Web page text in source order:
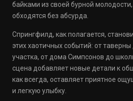
байками из своей бурной
обходятся без абсурда.
Спрингфилд, как полагается,
этих хаотичных событий: от
участка, от дома Симпсонов до
сцена добавляет новые детали к
как всегда, оставляет приятное
и легкую улыбку.